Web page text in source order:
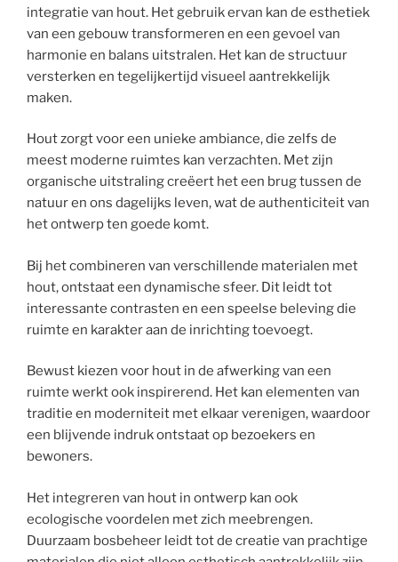
integratie van hout. Het gebruik ervan kan de esthetiek
van een gebouw transformeren en een gevoel van
harmonie en balans uitstralen. Het kan de structuur
versterken en tegelijkertijd visueel aantrekkelijk
maken.
Hout zorgt voor een unieke ambiance, die zelfs de
meest moderne ruimtes kan verzachten. Met zijn
organische uitstraling creëert het een brug tussen de
natuur en ons dagelijks leven, wat de authenticiteit van
het ontwerp ten goede komt.
Bij het combineren van verschillende materialen met
hout, ontstaat een dynamische sfeer. Dit leidt tot
interessante contrasten en een speelse beleving die
ruimte en karakter aan de inrichting toevoegt.
Bewust kiezen voor hout in de afwerking van een
ruimte werkt ook inspirerend. Het kan elementen van
traditie en moderniteit met elkaar verenigen, waardoor
een blijvende indruk ontstaat op bezoekers en
bewoners.
Het integreren van hout in ontwerp kan ook
ecologische voordelen met zich meebrengen.
Duurzaam bosbeheer leidt tot de creatie van prachtige